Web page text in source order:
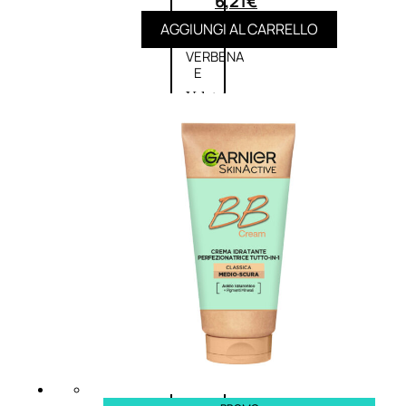
L’OCCITANE
EDT
VERBENA
E
Valutato
5
(0)
58,00€
43,50€
ESAURITO
AGGIUNGI AL CARRELLO